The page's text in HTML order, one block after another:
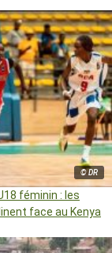
© DR
féminin : les
face au Kenya